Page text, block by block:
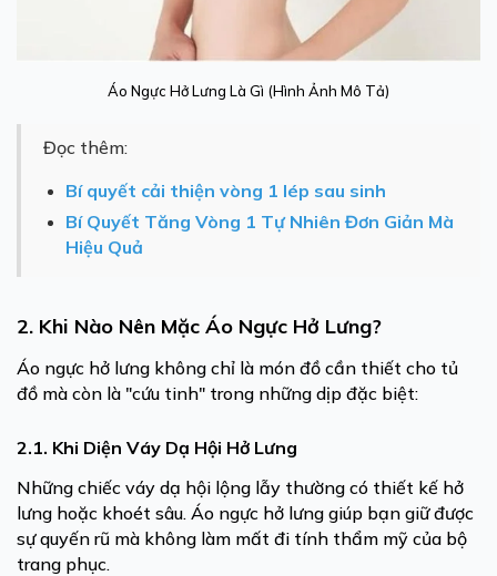
Áo Ngực Hở Lưng Là Gì (Hình Ảnh Mô Tả)
Đọc thêm:
Bí quyết cải thiện vòng 1 lép sau sinh
Bí Quyết Tăng Vòng 1 Tự Nhiên Đơn Giản Mà
Hiệu Quả
2. Khi Nào Nên Mặc Áo Ngực Hở Lưng?
Áo ngực hở lưng không chỉ là món đồ cần thiết cho tủ
đồ mà còn là "cứu tinh" trong những dịp đặc biệt:
2.1. Khi Diện Váy Dạ Hội Hở Lưng
Những chiếc váy dạ hội lộng lẫy thường có thiết kế hở
lưng hoặc khoét sâu. Áo ngực hở lưng giúp bạn giữ được
sự quyến rũ mà không làm mất đi tính thẩm mỹ của bộ
trang phục.